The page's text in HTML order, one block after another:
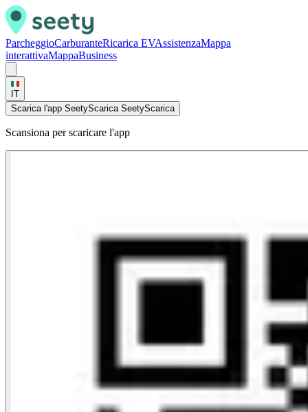
ParcheggioCarburanteRicarica EVAssistenzaMappa
interattivaMappaBusiness
IT
Scarica l'app SeetyScarica SeetyScarica
Scansiona per scaricare l'app